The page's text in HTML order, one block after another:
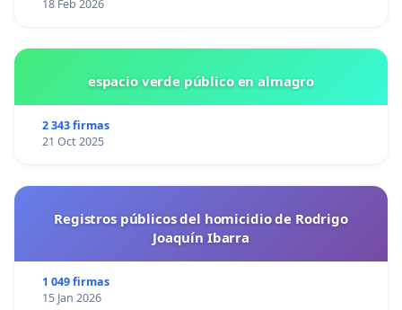
18 Feb 2026
espacio verde público en almagro
2 343 firmas
21 Oct 2025
Registros públicos del homicidio de Rodrigo
Joaquín Ibarra
1 049 firmas
15 Jan 2026